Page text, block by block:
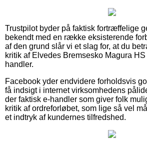
Trustpilot byder på faktisk fortræffelige
bekendt med en række eksisterende
af den grund slår vi et slag for, at du
kritik af Elvedes Bremsesko Magura
handler.
Facebook yder endvidere forholdsvis
få indsigt i internet virksomhedens
der faktisk e-handler som giver folk
kritik af ordreforløbet, som lige så vel
et indtryk af kundernes tilfredshed.